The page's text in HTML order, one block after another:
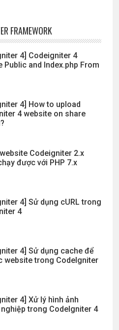
FRAMEWORK
4] Codeigniter 4
Public and Index.php From
4] How to upload
4 website on share
Codeigniter 2.x
được với PHP 7.x
4] Sử dụng cURL trong
4
4] Sử dụng cache để
website trong CodeIgniter
4] Xử lý hình ảnh
trong CodeIgniter 4